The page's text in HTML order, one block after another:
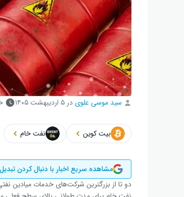
سید موسی علوی در ۵ اردیبهشت ۱۴۰۵
بیت کوین نفت خام
مشاهده سریع اخبار با دنبال کردن
دو تا از بزرگترین شرکت‌های خدمات میادین